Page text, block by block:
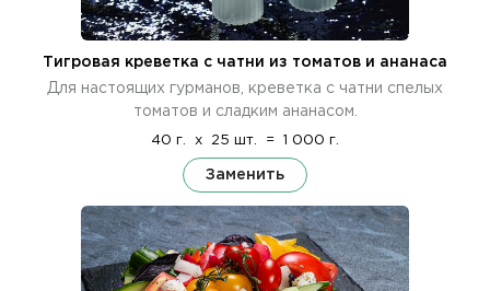
Тигровая креветка с чатни из томатов и ананаса
Для настоящих гурманов, креветка с чатни спелых
томатов и сладким ананасом.
40 г. x 25 шт. = 1 000 г.
Заменить